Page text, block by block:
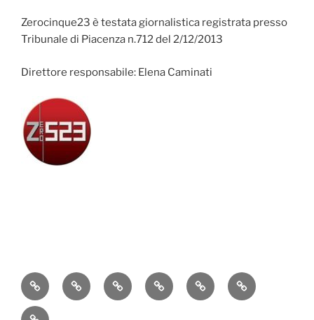
Zerocinque23 è testata giornalistica registrata presso
Tribunale di Piacenza n.712 del 2/12/2013
Direttore responsabile: Elena Caminati
AttualitàCronacaPolitica EconomiaCultura Sport
Contatti